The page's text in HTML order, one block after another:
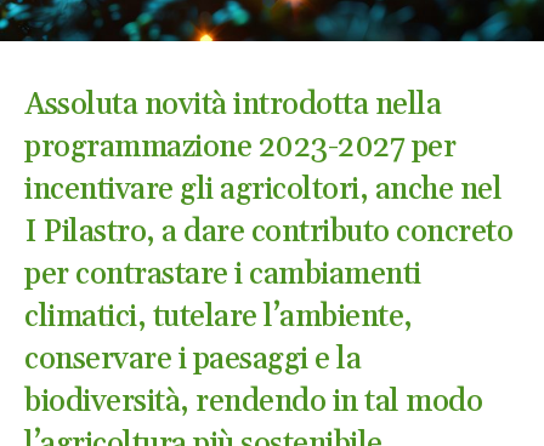
Assoluta novità introdotta nella
programmazione 2023-2027 per
incentivare gli agricoltori, anche nel
I Pilastro, a dare contributo concreto
per contrastare i cambiamenti
climatici, tutelare l’ambiente,
conservare i paesaggi e la
biodiversità, rendendo in tal modo